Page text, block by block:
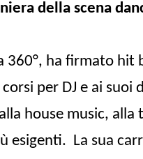
della scena
360°, ha firmato
per DJ e ai suoi
house music, alla
esigenti. La sua